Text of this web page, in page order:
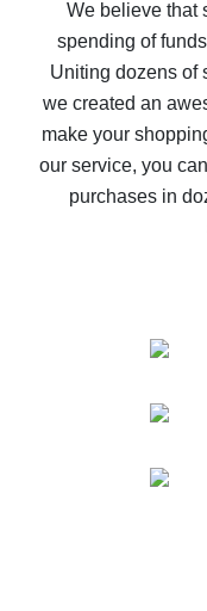
10% cash back
The best cash
The best cash
We believe that
spending of
Uniting dozens of
we created an
make your
our service, you
purchases in